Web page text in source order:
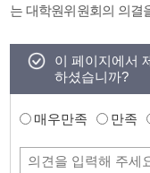
는 대학원위원회의 의결
이 페이지에서
하셨습니까?
매우만족 만족